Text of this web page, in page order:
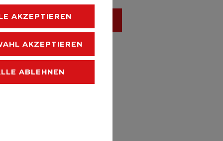
IN DEN
AKZEPTIEREN
AKZEPTIEREN
ABLEHNEN